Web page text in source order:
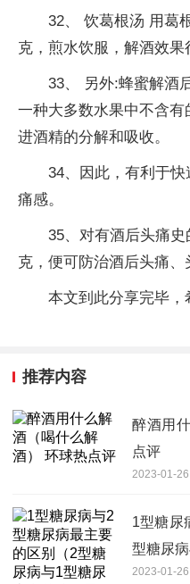
32、 饮葛根汤 用葛
克，煎水饮服，解酒效果
33、 另外:蜂蜜解酒
一种大多数水果中不含
进酒精的分解和吸收。
34、因此，有利于
痛感。
35、对有酒后头痛
克，便可防治酒后头痛、
本文到此分享完毕，
推荐内容
醉酒用
点评
2023-01-26
1型糖尿
型糖尿
速递
2023-01-26